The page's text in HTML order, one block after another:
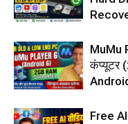
MuMu
कंप्यूटर
Free